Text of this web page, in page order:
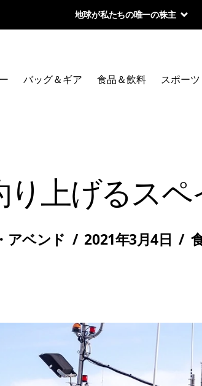
地球が私たちの唯一の株主
バッグ＆ギア 食品＆飲料 スポーツ
上げるス
アベンド / 2021年3月4日 /